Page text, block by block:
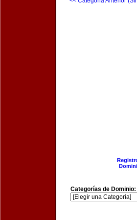
Categorías de Dominio: